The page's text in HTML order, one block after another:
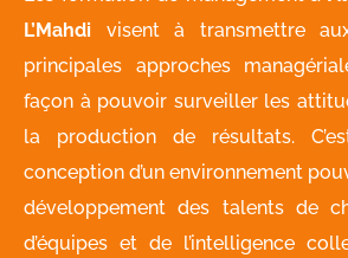
L’Mahdi visent à transmettre
principales approches
façon à pouvoir surveiller les
la production de résultats.
conception d’un environnement
développement des talents de
d’équipes et de l’intelligence